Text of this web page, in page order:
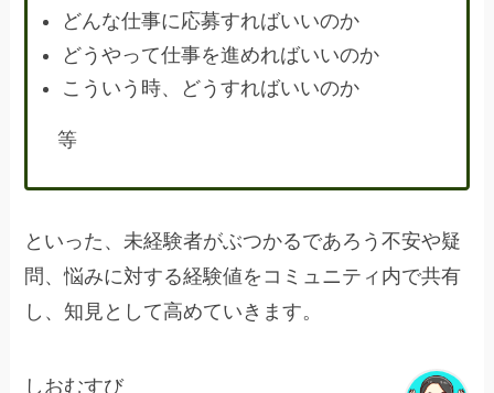
どんな仕事に応募すればいいのか
どうやって仕事を進めればいいのか
こういう時、どうすればいいのか
等
といった、未経験者がぶつかるであろう不安や疑
問、悩みに対する経験値をコミュニティ内で共有
し、知見として高めていきます。
しおむすび